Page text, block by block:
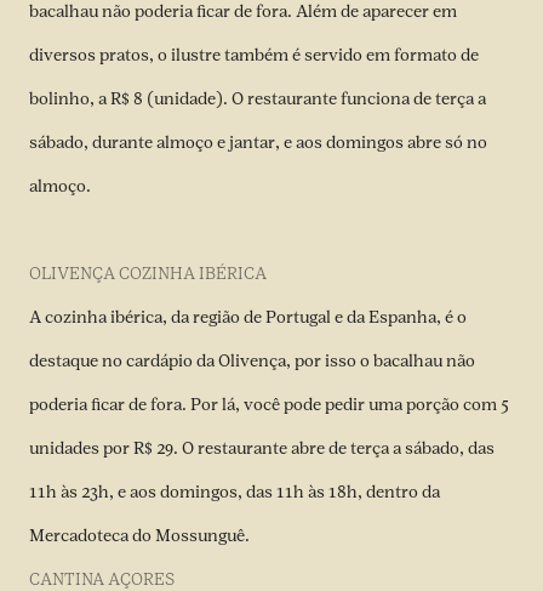
bacalhau não poderia ficar de fora. Além de aparecer em
diversos pratos, o ilustre também é servido em formato de
bolinho, a R$ 8 (unidade). O restaurante funciona de terça a
sábado, durante almoço e jantar, e aos domingos abre só no
almoço.
OLIVENÇA COZINHA IBÉRICA
A cozinha ibérica, da região de Portugal e da Espanha, é o
destaque no cardápio da Olivença, por isso o bacalhau não
poderia ficar de fora. Por lá, você pode pedir uma porção com 5
unidades por R$ 29. O restaurante abre de terça a sábado, das
11h às 23h, e aos domingos, das 11h às 18h, dentro da
Mercadoteca do Mossunguê.
CANTINA AÇORES